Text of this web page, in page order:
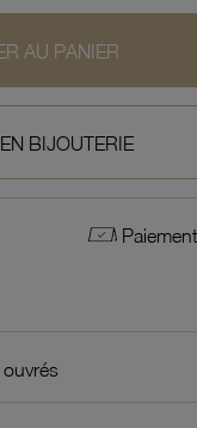
AU PANIER
BIJOUTERIE